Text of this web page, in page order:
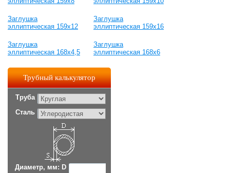
Заглушка
эллиптическая 159х12
Заглушка
эллиптическая 159х16
Заглушка
эллиптическая 168х4,5
Заглушка
эллиптическая 168х6
Трубный калькулятор
Труба
Сталь
Диаметр, мм: D